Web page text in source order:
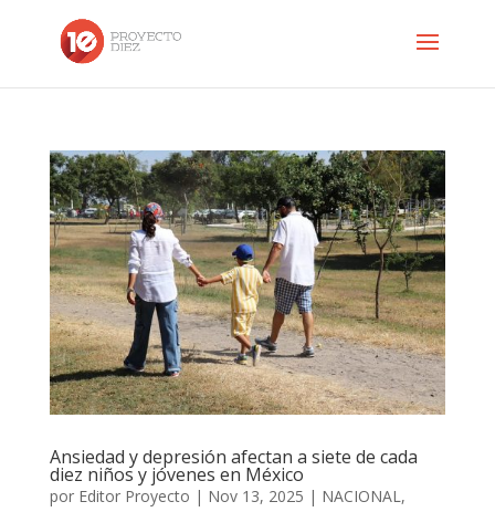
Ansiedad y depresión afectan a siete de cada
diez niños y jóvenes en México
por Editor Proyecto | Nov 13, 2025 | NACIONAL,